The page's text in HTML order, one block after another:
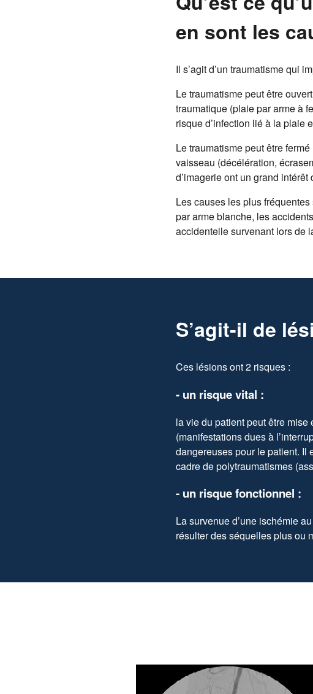
en sont les
Il s’agit d’un traumatisme qui
Le traumatisme peut être
traumatique (plaie par arme à
risque d’infection lié à la plaie
Le traumatisme peut être
vaisseau (décélération,
d’imagerie ont un grand
Les causes les plus
par arme blanche, les
accidentelle survenant lors de
S’agit-il de
Ces lésions ont 2 risques :
- un risque vital :
la vie du patient peut être
(manifestations dues à
dangereuses pour le patient. Il
cadre de polytraumatismes
- un risque fonctionnel :
La survenue d’une ischémie
résulter des séquelles plus ou